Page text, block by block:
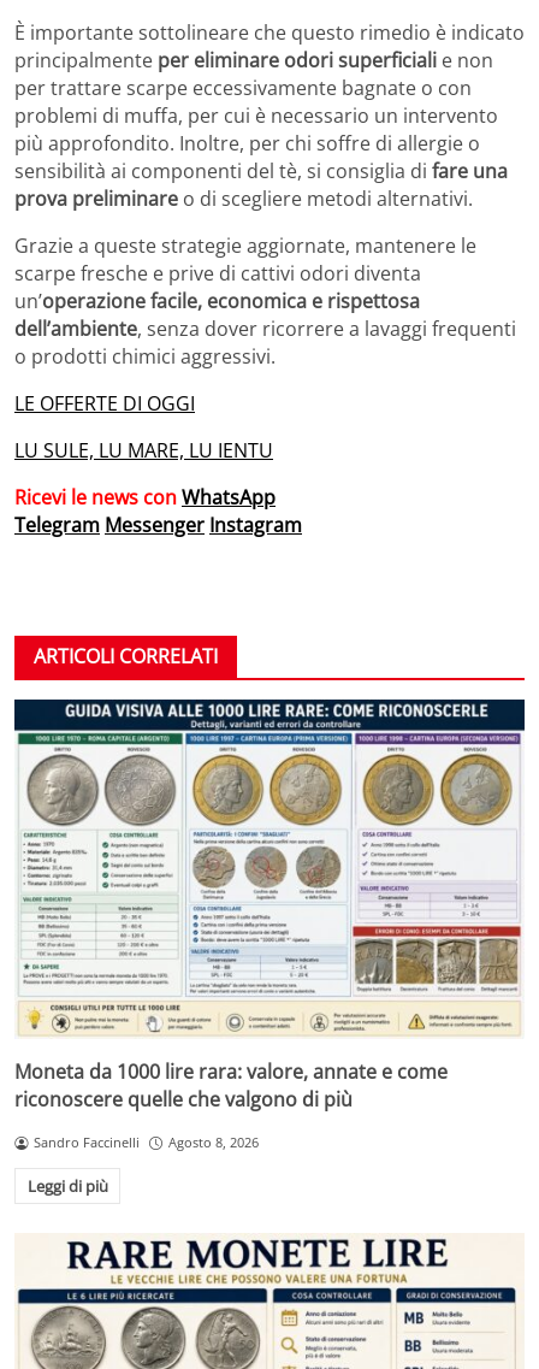
È importante sottolineare che questo rimedio è indicato
principalmente per eliminare odori superficiali e non
per trattare scarpe eccessivamente bagnate o con
problemi di muffa, per cui è necessario un intervento
più approfondito. Inoltre, per chi soffre di allergie o
sensibilità ai componenti del tè, si consiglia di fare una
prova preliminare o di scegliere metodi alternativi.
Grazie a queste strategie aggiornate, mantenere le
scarpe fresche e prive di cattivi odori diventa
un’operazione facile, economica e rispettosa
dell’ambiente, senza dover ricorrere a lavaggi frequenti
o prodotti chimici aggressivi.
LE OFFERTE DI OGGI
LU SULE, LU MARE, LU IENTU
Ricevi le news conWhatsApp
Telegram Messenger Instagram
ARTICOLI CORRELATI
Moneta da 1000 lire rara: valore, annate e come
riconoscere quelle che valgono di più
Sandro Faccinelli Agosto 8, 2026
Leggi di più